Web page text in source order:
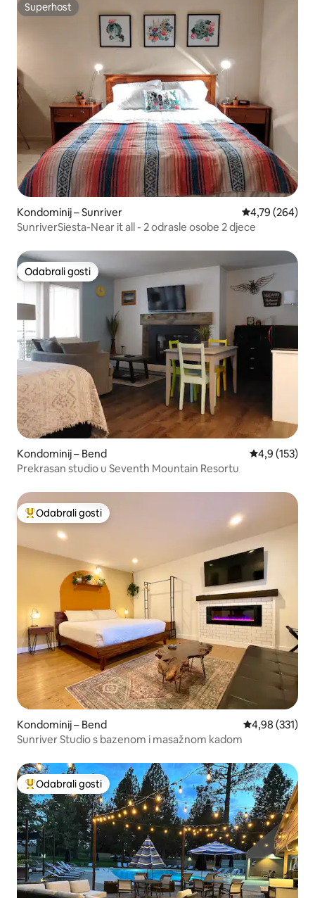
Superhost
Superhost
Kondominij – Sunriver Prosječna
4,79 (264)
SunriverSiesta-Near it all - 2 odrasle osobe 2 djece
Odabrali gosti
Odabrali gosti
Kondominij – Bend Prosječna
4,9 (153)
Prekrasan studio u Seventh Mountain Resortu
Među najviše rangiranima s oznakom „Odabrali gosti”
Odabrali gosti
Kondominij – Bend Prosječna
4,98 (331)
Sunriver Studio s bazenom i masažnom kadom
Među najviše rangiranima s oznakom „Odabrali gosti”
Odabrali gosti